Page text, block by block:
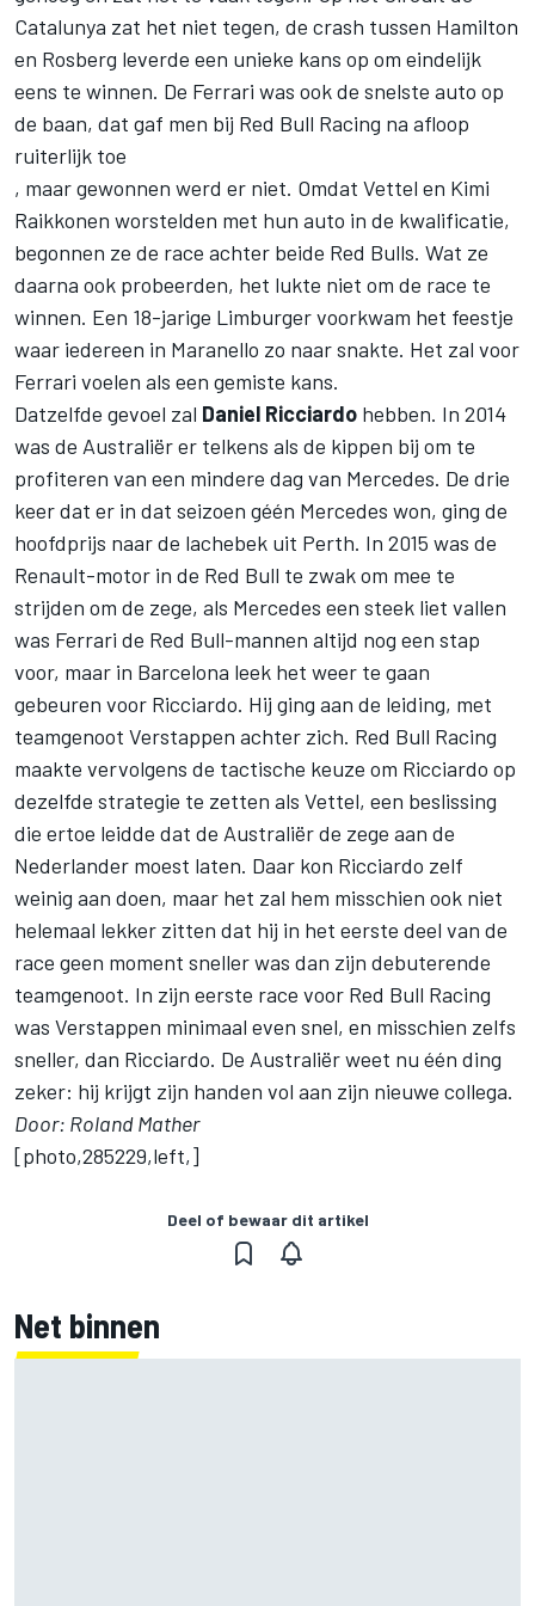
Catalunya zat het niet tegen, de crash tussen Hamilton
en Rosberg leverde een unieke kans op om eindelijk
eens te winnen. De Ferrari was ook de snelste auto op
de baan, dat gaf men bij Red Bull Racing na afloop
ruiterlijk toe
, maar gewonnen werd er niet. Omdat Vettel en Kimi
Raikkonen worstelden met hun auto in de kwalificatie,
begonnen ze de race achter beide Red Bulls. Wat ze
daarna ook probeerden, het lukte niet om de race te
winnen. Een 18-jarige Limburger voorkwam het feestje
waar iedereen in Maranello zo naar snakte. Het zal voor
Ferrari voelen als een gemiste kans.
Datzelfde gevoel zal Daniel Ricciardo hebben. In 2014
was de Australiër er telkens als de kippen bij om te
profiteren van een mindere dag van Mercedes. De drie
keer dat er in dat seizoen géén Mercedes won, ging de
hoofdprijs naar de lachebek uit Perth. In 2015 was de
Renault-motor in de Red Bull te zwak om mee te
strijden om de zege, als Mercedes een steek liet vallen
was Ferrari de Red Bull-mannen altijd nog een stap
voor, maar in Barcelona leek het weer te gaan
gebeuren voor Ricciardo. Hij ging aan de leiding, met
teamgenoot Verstappen achter zich. Red Bull Racing
maakte vervolgens de tactische keuze om Ricciardo op
dezelfde strategie te zetten als Vettel, een beslissing
die ertoe leidde dat de Australiër de zege aan de
Nederlander moest laten. Daar kon Ricciardo zelf
weinig aan doen, maar het zal hem misschien ook niet
helemaal lekker zitten dat hij in het eerste deel van de
race geen moment sneller was dan zijn debuterende
teamgenoot. In zijn eerste race voor Red Bull Racing
was Verstappen minimaal even snel, en misschien zelfs
sneller, dan Ricciardo. De Australiër weet nu één ding
zeker: hij krijgt zijn handen vol aan zijn nieuwe collega.
Door: Roland Mather
[photo,285229,left,]
Deel of bewaar dit artikel
Net binnen